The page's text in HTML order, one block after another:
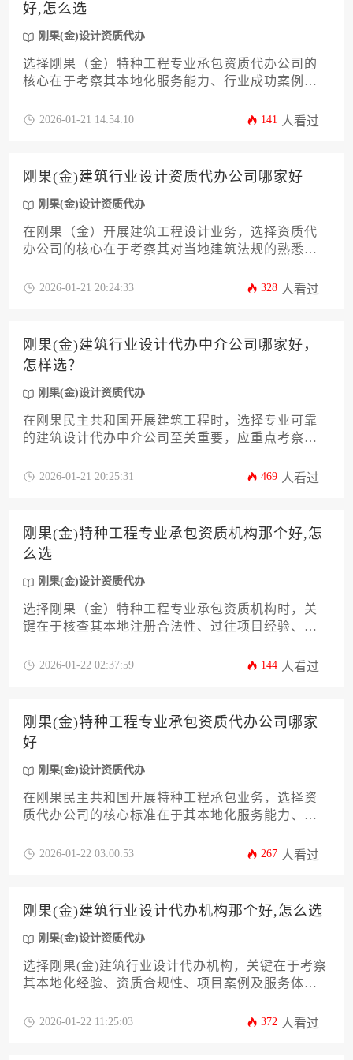
好,怎么选
刚果(金)设计资质代办
选择刚果（金）特种工程专业承包资质代办公司的
核心在于考察其本地化服务能力、行业成功案例及
程度、资源整合效率及风险管控体系，而非简单对
2026-01-21 14:54:10 141 人看过
刚果(金)建筑行业设计资质代办公司哪家好
刚果(金)设计资质代办
在刚果（金）开展建筑工程设计业务，选择资质代
办公司的核心在于考察其对当地建筑法规的熟悉程
将从合规性审查、行业定制化服务、本土化团队配
2026-01-21 20:24:33 328 人看过
刚果(金)建筑行业设计代办中介公司哪家好，
怎样选？
刚果(金)设计资质代办
在刚果民主共和国开展建筑工程时，选择专业可靠
的建筑设计代办中介公司至关重要，应重点考察其
务团队及合规性保障，通过多维度比对和实地调研
2026-01-21 20:25:31 469 人看过
刚果(金)特种工程专业承包资质机构那个好,怎
么选
刚果(金)设计资质代办
选择刚果（金）特种工程专业承包资质机构时，关
键在于核查其本地注册合法性、过往项目经验、技
例验证、资质比对等方式综合评估，并注意协调设
2026-01-22 02:37:59 144 人看过
刚果(金)特种工程专业承包资质代办公司哪家
好
刚果(金)设计资质代办
在刚果民主共和国开展特种工程承包业务，选择资
质代办公司的核心标准在于其本地化服务能力、行
对中刚双边政策的精准把握、矿业与基建领域的实
作伙伴提供具体参考框架。
2026-01-22 03:00:53 267 人看过
刚果(金)建筑行业设计代办机构那个好,怎么选
刚果(金)设计资质代办
选择刚果(金)建筑行业设计代办机构，关键在于考察
其本地化经验、资质合规性、项目案例及服务体系
同细节确认等方式，筛选出既熟悉当地法规又具备
2026-01-22 11:25:03 372 人看过